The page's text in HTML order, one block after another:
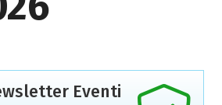
Eventi